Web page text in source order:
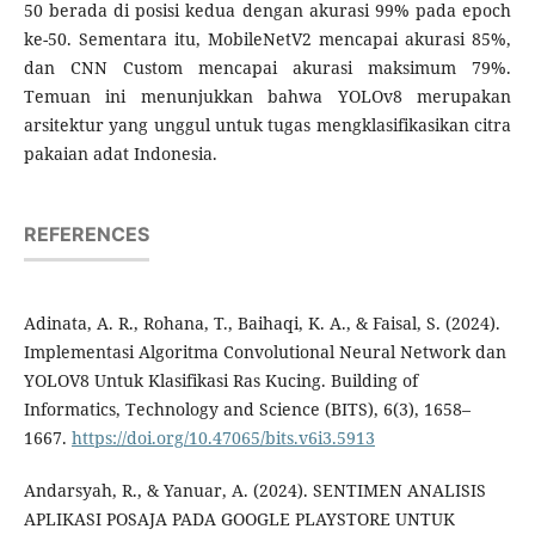
50 berada di posisi kedua dengan akurasi 99% pada epoch
ke-50. Sementara itu, MobileNetV2 mencapai akurasi 85%,
dan CNN Custom mencapai akurasi maksimum 79%.
Temuan ini menunjukkan bahwa YOLOv8 merupakan
arsitektur yang unggul untuk tugas mengklasifikasikan citra
pakaian adat Indonesia.
REFERENCES
Adinata, A. R., Rohana, T., Baihaqi, K. A., & Faisal, S. (2024).
Implementasi Algoritma Convolutional Neural Network dan
YOLOV8 Untuk Klasifikasi Ras Kucing. Building of
Informatics, Technology and Science (BITS), 6(3), 1658–
1667. https://doi.org/10.47065/bits.v6i3.5913
Andarsyah, R., & Yanuar, A. (2024). SENTIMEN ANALISIS
APLIKASI POSAJA PADA GOOGLE PLAYSTORE UNTUK